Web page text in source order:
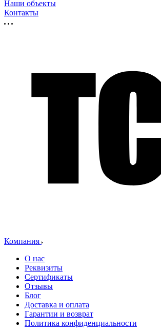
Наши объекты
Контакты
Компания
О нас
Реквизиты
Сертификаты
Отзывы
Блог
Доставка и оплата
Гарантии и возврат
Политика конфиденциальности